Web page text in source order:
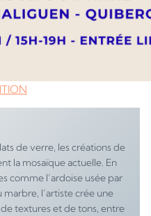
de verre, les créations de
la mosaïque actuelle. En
comme l’ardoise usée par
l’artiste crée une
textures et de tons, entre